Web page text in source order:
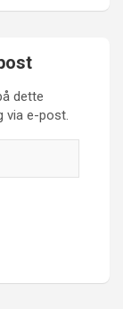
dette
via e-post.